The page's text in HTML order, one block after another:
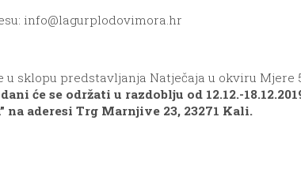
info@lagurplodovimora.hr
sklopu predstavljanja Natječaja u okviru Mjere
će se održati u razdoblju od 12.12.-
aderesi Trg Marnjive 23, 23271 Kali.